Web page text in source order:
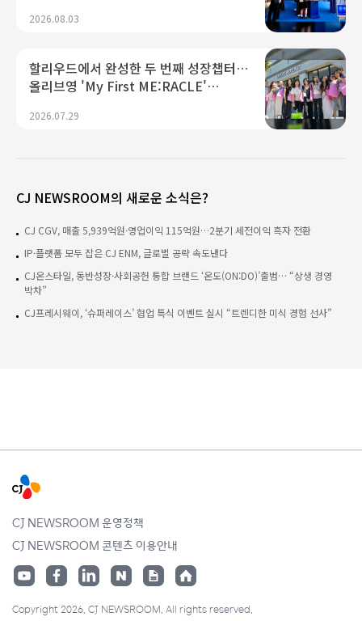
2026.08.03
할리우드에서 완성한 두 번째 성장챕터…
올리브영 'My First ME:RACLE'
2026.07.29
CJ NEWSROOM의 새로운 소식은?
CJ CGV, 매출 5,939억원·영업이익 115억원…2분기 세전이익 흑자 전환
IP·플랫폼 모두 잡은 CJ ENM, 글로벌 공략 속도낸다
CJ온스타일, 동반성장·사회공헌 통합 브랜드 ‘온도(ON:DO)’출범… “상생 경영
박차”
CJ프레시웨이, ‘슈퍼레이스’ 협업 특식 이벤트 실시 “트렌디한 미식 경험 선사”
CJ NEWSROOM 운영정책
CJ NEWSROOM 콘텐츠 이용안내
Copyright 2026. CJ NEWSROOM. All rights reserved.